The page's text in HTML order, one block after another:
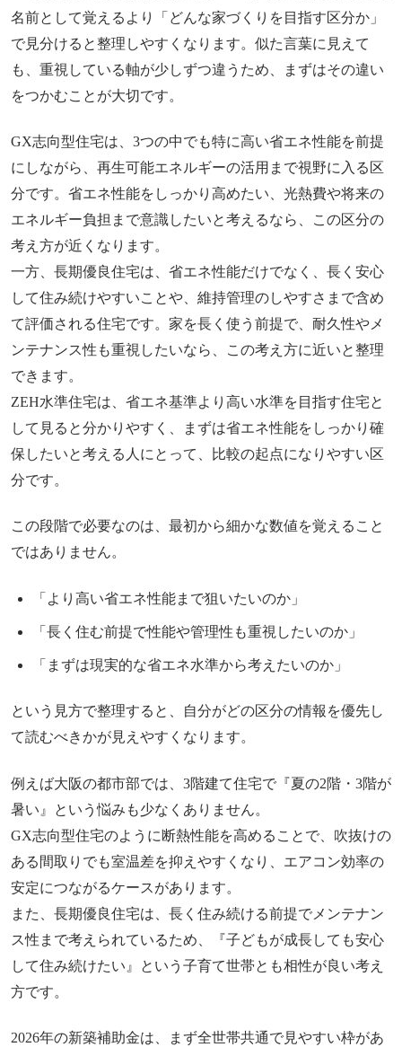
名前として覚えるより「どんな家づくりを目指す区分か」
で見分けると整理しやすくなります。似た言葉に見えて
も、重視している軸が少しずつ違うため、まずはその違い
をつかむことが大切です。
GX志向型住宅は、3つの中でも特に高い省エネ性能を前提
にしながら、再生可能エネルギーの活用まで視野に入る区
分です。省エネ性能をしっかり高めたい、光熱費や将来の
エネルギー負担まで意識したいと考えるなら、この区分の
考え方が近くなります。
一方、長期優良住宅は、省エネ性能だけでなく、長く安心
して住み続けやすいことや、維持管理のしやすさまで含め
て評価される住宅です。家を長く使う前提で、耐久性やメ
ンテナンス性も重視したいなら、この考え方に近いと整理
できます。
ZEH水準住宅は、省エネ基準より高い水準を目指す住宅と
して見ると分かりやすく、まずは省エネ性能をしっかり確
保したいと考える人にとって、比較の起点になりやすい区
分です。
この段階で必要なのは、最初から細かな数値を覚えること
ではありません。
「より高い省エネ性能まで狙いたいのか」
「長く住む前提で性能や管理性も重視したいのか」
「まずは現実的な省エネ水準から考えたいのか」
という見方で整理すると、自分がどの区分の情報を優先し
て読むべきかが見えやすくなります。
例えば大阪の都市部では、3階建て住宅で『夏の2階・3階が
暑い』という悩みも少なくありません。
GX志向型住宅のように断熱性能を高めることで、吹抜けの
ある間取りでも室温差を抑えやすくなり、エアコン効率の
安定につながるケースがあります。
また、長期優良住宅は、長く住み続ける前提でメンテナン
ス性まで考えられているため、『子どもが成長しても安心
して住み続けたい』という子育て世帯とも相性が良い考え
方です。
2026年の新築補助金は、まず全世帯共通で見やすい枠があ